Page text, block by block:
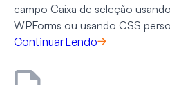
campo Caixa de seleção
WPForms ou usando CSS
Continuar Lendo